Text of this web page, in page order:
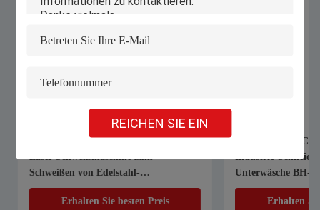
REICHEN SIE EIN
1070nm 1000W 1500W Handheld
Laser Schweißmaschine zum
Schweißen von Edelstahl-
Aluminiumlegierung galvanisierten
Erhalten Sie besten Preis
Automatischer
Industrie-Schneider
Unterwäsche BH-
Stoff Textil
Schneidmaschine
Erhalten Sie